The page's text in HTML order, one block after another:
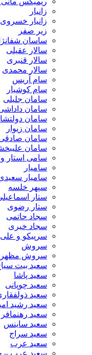
زانیار
زانیار خسروی
زیر صفر
ساسان شفانژاد
سالار عقیلی
سالار قنبری
سالار محمدی
سام آریس
سام کوشیار
سامان جلیلی
سامان داداشی و
سامان دولتشاهی
سامان زیوار
سامان صادقی
سامان علیبخشی
سامی استار و
سامیار
سامیار سعیدی
سپهر خلسه
ستار اسماعیلی
ستار رضوی
سجاد حاتمی
سجاد خیری
سرپیکو و علی سان
سروش
سروش مظهری
سعید بیت سیاح
سعید پاشا
سعید چوپانی
سعید ذولفقاری
سعید رشید امیری
سعید رهنمافر
سعید ساینس
سعید سراج
سعید عرب